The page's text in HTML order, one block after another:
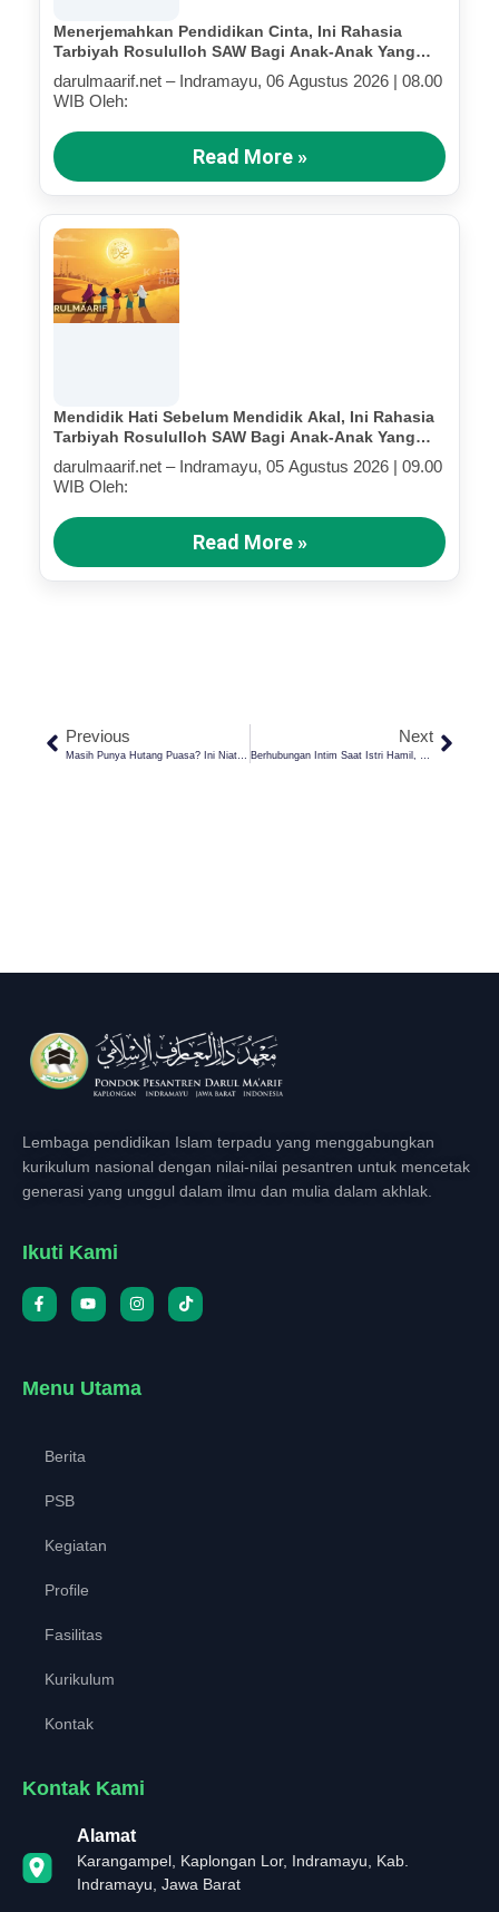
Menerjemahkan Pendidikan Cinta, Ini Rahasia
Tarbiyah Rosululloh SAW Bagi Anak-Anak Yang
Terluka (Bagian IV)
darulmaarif.net – Indramayu, 06 Agustus 2026 | 08.00
WIB Oleh:
Read More »
Mendidik Hati Sebelum Mendidik Akal, Ini Rahasia
Tarbiyah Rosululloh SAW Bagi Anak-Anak Yang
Terluka (Bagian III)
darulmaarif.net – Indramayu, 05 Agustus 2026 | 09.00
WIB Oleh:
Read More »
Previous Next
Lembaga pendidikan Islam terpadu yang menggabungkan
kurikulum nasional dengan nilai-nilai pesantren untuk mencetak
generasi yang unggul dalam ilmu dan mulia dalam akhlak.
Ikuti Kami
Menu Utama
Berita
PSB
Kegiatan
Profile
Fasilitas
Kurikulum
Kontak
Kontak Kami
Alamat
Karangampel, Kaplongan Lor, Indramayu, Kab.
Indramayu, Jawa Barat